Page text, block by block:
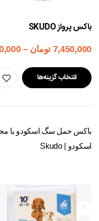
باکس پرواز SKUDO
7,450,000 تومان –
انتخاب گزینه‌ها
باکس حمل سگ اسکودو با مجوز
اسکودو | Skudo